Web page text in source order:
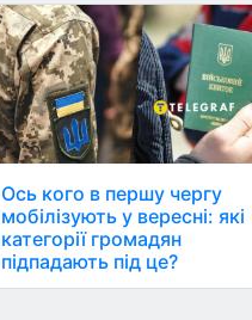
Ось кого в першу чергу
мобілізують у вересні: які
категорії громадян
підпадають під це?